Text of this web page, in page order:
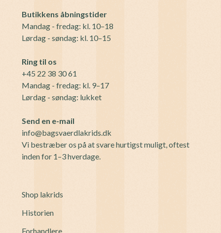
Butikkens åbningstider
Mandag - fredag: kl. 10–18
Lørdag - søndag: kl. 10–15
Ring til os
+45 22 38 30 61
Mandag - fredag: kl. 9–17
Lørdag - søndag: lukket
Send en e-mail
info@bagsvaerdlakrids.dk
Vi bestræber os på at svare hurtigst muligt, oftest
inden for 1–3 hverdage.
Shop lakrids
Historien
Forhandlere